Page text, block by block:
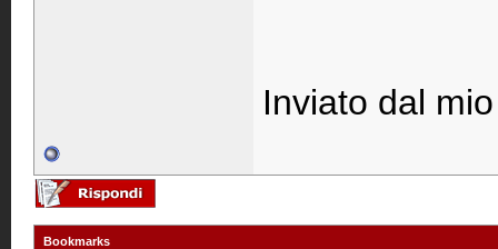
Inviato dal
Bookmarks